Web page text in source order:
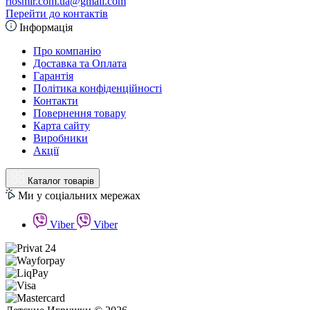
Перейти до контактів
Інформація
Про компанію
Доставка та Оплата
Гарантія
Політика конфіденційності
Контакти
Повернення товару
Карта сайту
Виробники
Акції
Каталог товарів
Ми у соціальних мережах
Viber Viber